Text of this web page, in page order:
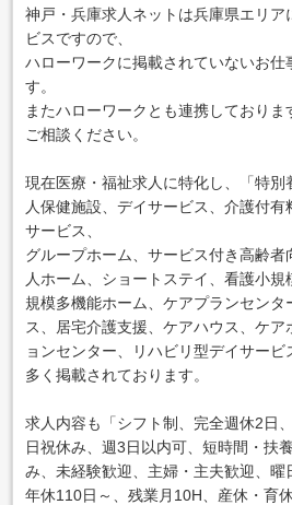
神戸・兵庫求人ネットは兵庫県エリア
ビスですので、
ハローワークに掲載されていないお仕
す。
またハローワークとも連携しておりま
ご相談ください。
現在医療・福祉求人に特化し、「特別
人保健施設、デイサービス、介護付
サービス、
グループホーム、サービス付き高齢
人ホーム、ショートステイ、看護小
規模多機能ホーム、ケアプランセン
ス、居宅介護支援、ケアハウス、ケ
ョンセンター、リハビリ型デイサー
多く掲載されております。
求人内容も「シフト制、完全週休2日
日祝休み、週3日以内可、短時間・扶
み、未経験歓迎、主婦・主夫歓迎、曜
年休110日～、残業月10H、産休・育